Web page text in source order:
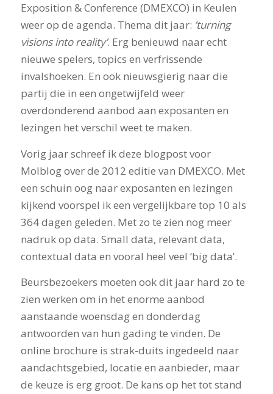
Exposition & Conference (DMEXCO) in Keulen
weer op de agenda. Thema dit jaar: ’turning
visions into reality’. Erg benieuwd naar echt
nieuwe spelers, topics en verfrissende
invalshoeken. En ook nieuwsgierig naar die
partij die in een ongetwijfeld weer
overdonderend aanbod aan exposanten en
lezingen het verschil weet te maken.
Vorig jaar schreef ik deze blogpost voor
Molblog over de 2012 editie van DMEXCO. Met
een schuin oog naar exposanten en lezingen
kijkend voorspel ik een vergelijkbare top 10 als
364 dagen geleden. Met zo te zien nog meer
nadruk op data. Small data, relevant data,
contextual data en vooral heel veel ‘big data’.
Beursbezoekers moeten ook dit jaar hard zo te
zien werken om in het enorme aanbod
aanstaande woensdag en donderdag
antwoorden van hun gading te vinden. De
online brochure is strak-duits ingedeeld naar
aandachtsgebied, locatie en aanbieder, maar
de keuze is erg groot. De kans op het tot stand